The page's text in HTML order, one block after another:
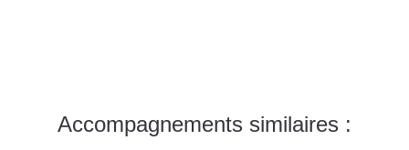
Accompagnements similaires :